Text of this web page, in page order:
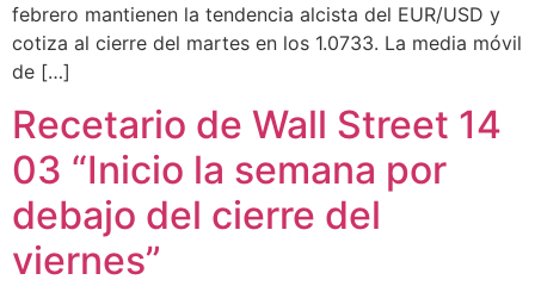
febrero mantienen la tendencia alcista del EUR/USD y
cotiza al cierre del martes en los 1.0733. La media móvil
de […]
Recetario de Wall Street 14
03 “Inicio la semana por
debajo del cierre del
viernes”